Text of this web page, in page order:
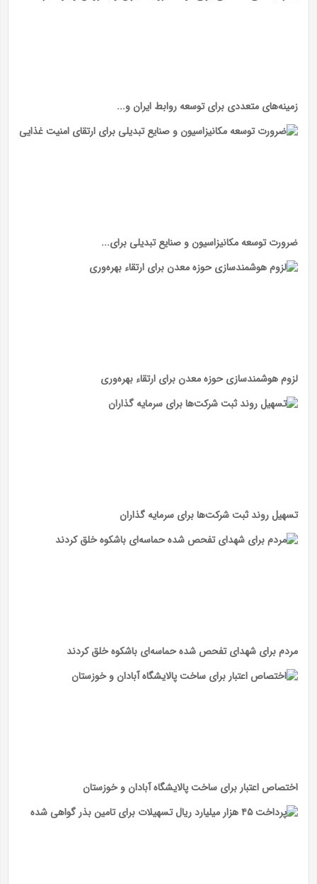
زمینه‌های متعددی برای توسعه روابط ایران و...
ضرورت توسعه مکانیزاسیون و صنایع تبدیلی برای...
لزوم هوشمندسازی حوزه معدن برای ارتقاء بهره‌وری
تسهیل روند ثبت شرکت‌ها برای سرمایه گذاران
مردم برای شهدای تفحص شده حماسه‌ای باشکوه خلق کردند
اختصاص اعتبار برای ساخت پالایشگاه آبادان و خوزستان